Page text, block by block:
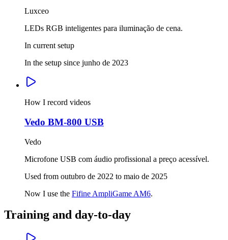
Luxceo
LEDs RGB inteligentes para iluminação de cena.
In current setup
In the setup since junho de 2023
How I record videos
Vedo BM-800 USB
Vedo
Microfone USB com áudio profissional a preço acessível.
Used from outubro de 2022 to maio de 2025
Now I use the Fifine AmpliGame AM6.
Training and day-to-day